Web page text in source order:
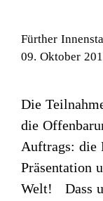
Fürther
09. Oktober
Die
die
Auftrags: die
Präsentation
Welt! Dass